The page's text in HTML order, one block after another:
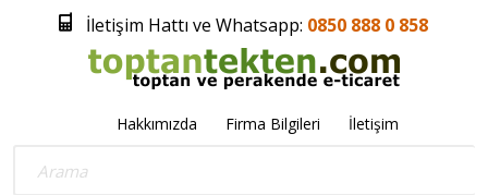
İletişim Hattı ve Whatsapp: 0850 888 0 858
Hakkımızda Firma Bilgileri İletişim